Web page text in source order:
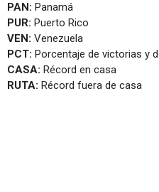
PAN: Panamá
PUR: Puerto Rico
VEN: Venezuela
PCT: Porcentaje de victorias y
CASA: Récord en casa
RUTA: Récord fuera de casa